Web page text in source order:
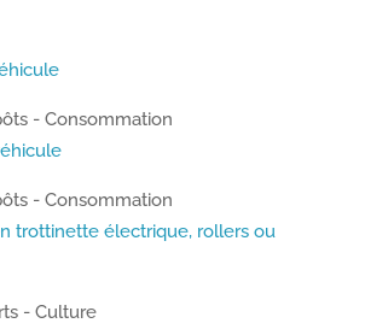
- Consommation
- Consommation
trottinette électrique, rollers ou
- Culture